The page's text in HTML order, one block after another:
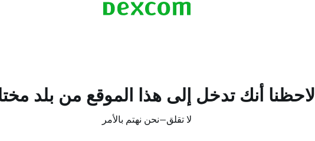
هل تحتاج إلى مساعدة إضافية؟
لاحظنا أنك تدخل إلى هذا الموقع من بلد
لا تقلق—نحن نهتم بالأمر